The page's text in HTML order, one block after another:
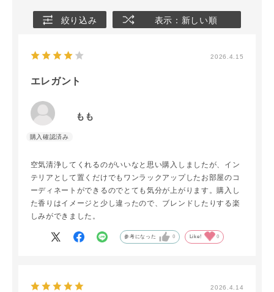
絞り込み 表示：新しい順
2026.4.15
エレガント
もも
空気清浄してくれるのがいいなと思い購入しましたが、イン
テリアとして置くだけでもワンラックアップしたお部屋のコ
ーディネートができるのでとても気分が上がります。購入し
た香りはイメージと少し違ったので、ブレンドしたりする楽
しみができました。
参考になった 0 Like! 0
2026.4.14